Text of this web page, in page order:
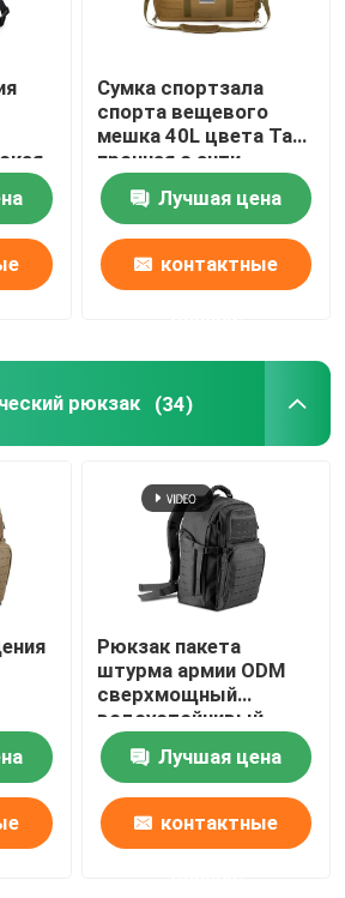
Сумка спортзала
спорта вещевого
мешка 40L цвета Tan
прочная с анти-
циновкой
выскальзывания
Лучшая цена
контактные
рюкзак (34)
Рюкзак пакета
штурма армии ODM
сверхмощный
водоустойчивый
тактический
Лучшая цена
контактные